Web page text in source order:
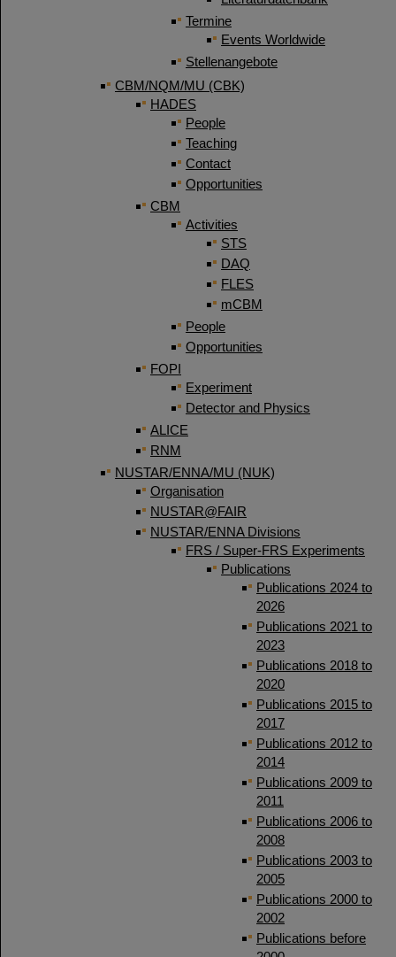
Termine
Events Worldwide
Stellenangebote
CBM/NQM/MU (CBK)
HADES
People
Teaching
Contact
Opportunities
CBM
Activities
STS
DAQ
FLES
mCBM
People
Opportunities
FOPI
Experiment
Detector and Physics
ALICE
RNM
NUSTAR/ENNA/MU (NUK)
Organisation
NUSTAR@FAIR
NUSTAR/ENNA Divisions
FRS / Super-FRS Experiments
Publications
Publications 2024 to
2026
Publications 2021 to
2023
Publications 2018 to
2020
Publications 2015 to
2017
Publications 2012 to
2014
Publications 2009 to
2011
Publications 2006 to
2008
Publications 2003 to
2005
Publications 2000 to
2002
Publications before